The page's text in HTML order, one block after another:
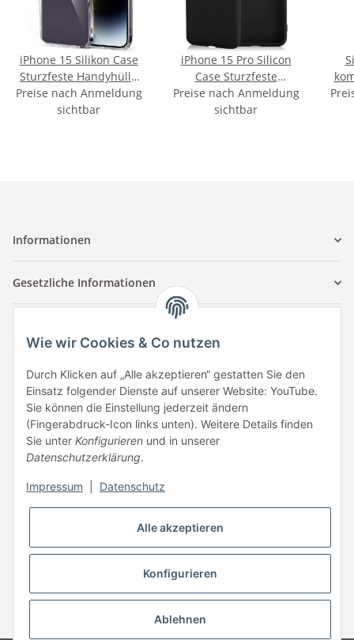
iPhone 15 Silikon Case
Sturzfeste Handyhülle
Transparent
Preise nach Anmeldung
sichtbar
iPhone 15 Pro Silicon
Case Sturzfeste
Handyhülle Schwarz
Preise nach Anmeldung
sichtbar
13
Informationen
Gesetzliche Informationen
Tuccar GmbH
Raum A-123
Anton-Kux-Str.2
41460 Neuss
E-Mail: info @ megaphonic.de
Kundenservice
Mo - Fr 10:00 - 18:00
Mail: info @ megaphonic.de
* Alle Preise inkl. gesetzlicher USt.
Wie wir Cookies & Co nutzen
Durch Klicken auf „Alle akzeptieren“ gestatten Sie den
Einsatz folgender Dienste auf unserer Website: YouTube.
Sie können die Einstellung jederzeit ändern
(Fingerabdruck-Icon links unten). Weitere Details finden
Sie unter Konfigurieren und in unserer
Datenschutzerklärung.
Impressum Datenschutz
Alle akzeptieren
Konfigurieren
Ablehnen